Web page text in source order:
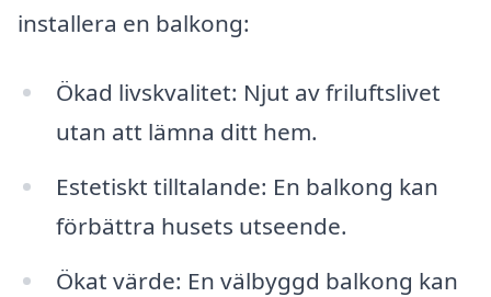
installera en balkong:
Ökad livskvalitet: Njut av friluftslivet
utan att lämna ditt hem.
Estetiskt tilltalande: En balkong kan
förbättra husets utseende.
Ökat värde: En välbyggd balkong kan